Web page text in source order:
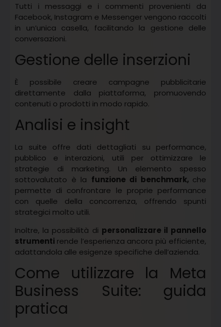
Tutti i messaggi e i commenti provenienti da
Facebook, Instagram e Messenger vengono raccolti
in un’unica casella, facilitando la gestione delle
conversazioni.
Gestione delle inserzioni
È possibile creare campagne pubblicitarie
direttamente dalla piattaforma, promuovendo
contenuti o prodotti in modo rapido.
Analisi e insight
La suite offre dati dettagliati su performance,
pubblico e interazioni, utili per ottimizzare le
strategie di marketing. Un elemento spesso
sottovalutato è la funzione di benchmark, che
permette di confrontare le proprie performance
con quelle della concorrenza, offrendo spunti
strategici molto utili.
Inoltre, la possibilità di personalizzare il pannello
strumenti rende l’esperienza ancora più efficiente,
adattandola alle esigenze specifiche dell’azienda.
Come utilizzare la Meta
Business Suite: guida
pratica